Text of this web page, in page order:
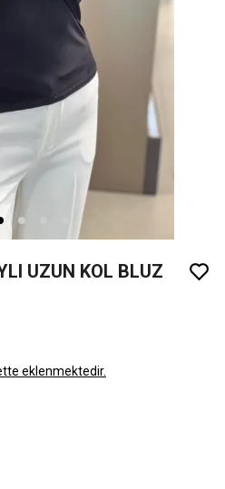
UZUN KOL BLUZ
eklenmektedir.